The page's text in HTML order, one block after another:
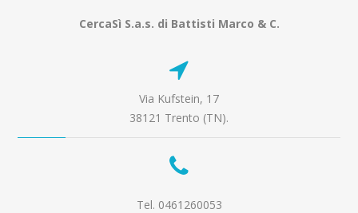
CercaSì S.a.s. di Battisti Marco & C.
Via Kufstein, 17
38121 Trento (TN).
Tel. 0461260053